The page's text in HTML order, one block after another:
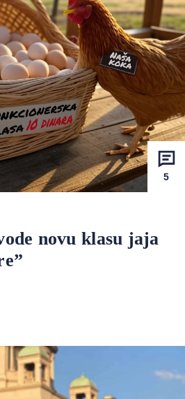
5
novu klasu jaja